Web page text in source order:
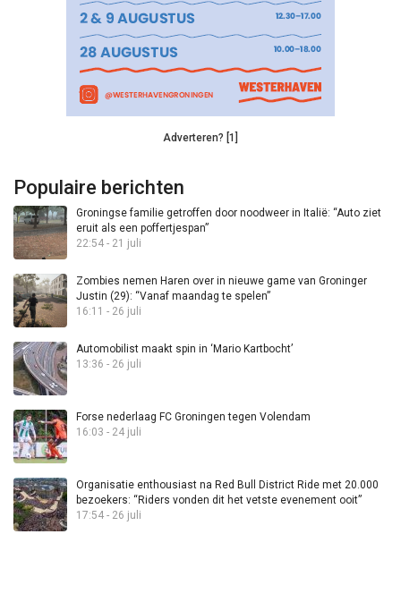
Adverteren? [1]
Populaire berichten
Groningse familie getroffen door noodweer in Italië: “Auto ziet
eruit als een poffertjespan”
22:54 - 21 juli
Zombies nemen Haren over in nieuwe game van Groninger
Justin (29): “Vanaf maandag te spelen”
16:11 - 26 juli
Automobilist maakt spin in ‘Mario Kartbocht’
13:36 - 26 juli
Forse nederlaag FC Groningen tegen Volendam
16:03 - 24 juli
Organisatie enthousiast na Red Bull District Ride met 20.000
bezoekers: “Riders vonden dit het vetste evenement ooit”
17:54 - 26 juli